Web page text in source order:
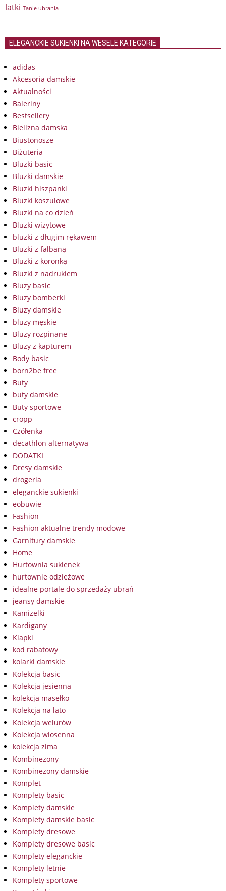
latki Tanie ubrania
ELEGANCKIE SUKIENKI NA WESELE KATEGORIE
adidas
Akcesoria damskie
Aktualności
Baleriny
Bestsellery
Bielizna damska
Biustonosze
Biżuteria
Bluzki basic
Bluzki damskie
Bluzki hiszpanki
Bluzki koszulowe
Bluzki na co dzień
Bluzki wizytowe
bluzki z długim rękawem
Bluzki z falbaną
Bluzki z koronką
Bluzki z nadrukiem
Bluzy basic
Bluzy bomberki
Bluzy damskie
bluzy męskie
Bluzy rozpinane
Bluzy z kapturem
Body basic
born2be free
Buty
buty damskie
Buty sportowe
cropp
Czółenka
decathlon alternatywa
DODATKI
Dresy damskie
drogeria
eleganckie sukienki
eobuwie
Fashion
Fashion aktualne trendy modowe
Garnitury damskie
Home
Hurtownia sukienek
hurtownie odzieżowe
idealne portale do sprzedaży ubrań
jeansy damskie
Kamizelki
Kardigany
Klapki
kod rabatowy
kolarki damskie
Kolekcja basic
Kolekcja jesienna
kolekcja masełko
Kolekcja na lato
Kolekcja welurów
Kolekcja wiosenna
kolekcja zima
Kombinezony
Kombinezony damskie
Komplet
Komplety basic
Komplety damskie
Komplety damskie basic
Komplety dresowe
Komplety dresowe basic
Komplety eleganckie
Komplety letnie
Komplety sportowe